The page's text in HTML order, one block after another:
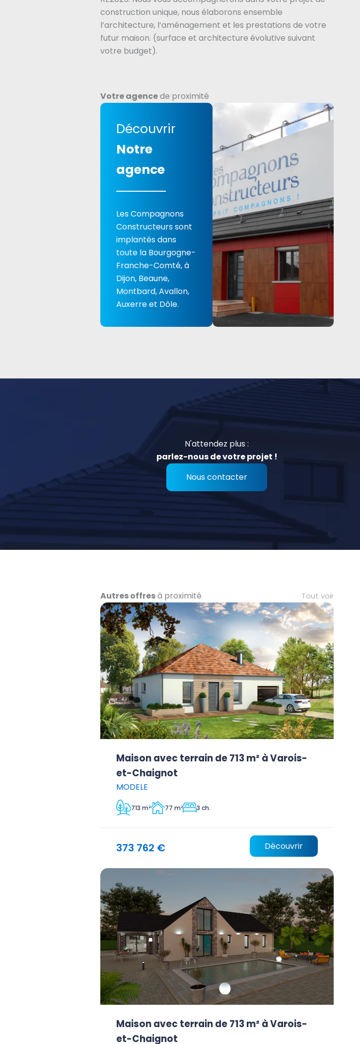
construction unique, nous élaborons ensemble
l’architecture, l’aménagement et les prestations de votre
futur maison. (surface et architecture évolutive suivant
votre budget).
Votre agencede proximité
Découvrir
Notre
agence
Les Compagnons
Constructeurs sont
implantés dans
toute la Bourgogne-
Franche-Comté, à
Dijon, Beaune,
Montbard, Avallon,
Auxerre et Dôle.
N'attendez plus :
parlez-nous de votre projet !
Nous contacter
Autres offresà proximité Tout voir
Maison avec terrain de 713 m² à Varois-
et-Chaignot
MODELE
713 m² 77 m² 3 ch.
373 762 € Découvrir
Maison avec terrain de 713 m² à Varois-
et-Chaignot